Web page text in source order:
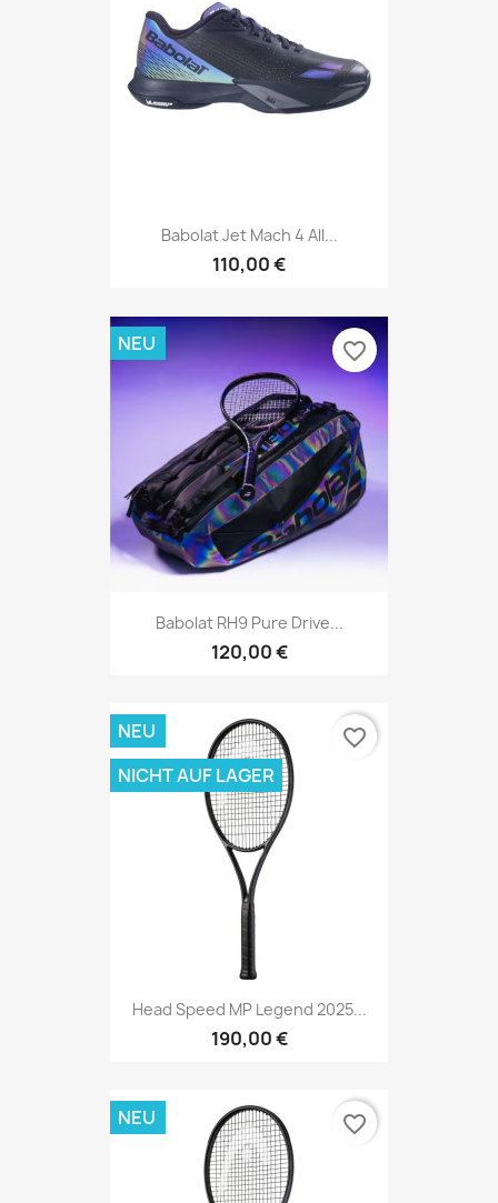
Babolat Jet Mach 4 All...
110,00 €
Babolat RH9 Pure Drive...
120,00 €
NEU favorite_border
Head Speed MP Legend 2025...
190,00 €
NEU
NICHT AUF LAGER
favorite_border
NEU favorite_border